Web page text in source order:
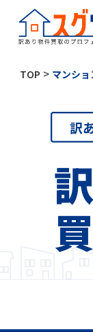
TOP > マンショ